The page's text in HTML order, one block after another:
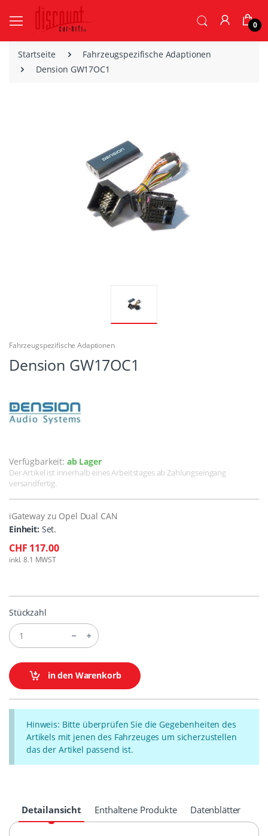
0
Startseite
Fahrzeugspezifische Adaptionen
Dension GW17OC1
Fahrzeugspezifische Adaptionen
Dension GW17OC1
Verfügbarkeit: ab Lager
Der Artikel ist innerhalb eines Arbeitstages ab Zahlungseingang
versandfertig.
iGateway zu Opel Dual CAN
Einheit: Set.
CHF 117.00
inkl. 8.1 MWST
Stückzahl
in den Warenkorb
Hinweis: Bitte überprüfen Sie die Gegebenheiten des
Artikels mit jenen des Fahrzeuges um sicherzustellen
das der Artikel passend ist.
Detailansicht Enthaltene Produkte Datenblätter